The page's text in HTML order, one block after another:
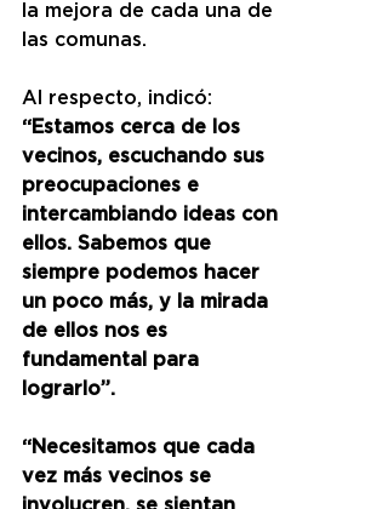
la mejora de cada una de
las comunas.
Al respecto, indicó:
“Estamos cerca de los
vecinos, escuchando sus
preocupaciones e
intercambiando ideas con
ellos. Sabemos que
siempre podemos hacer
un poco más, y la mirada
de ellos nos es
fundamental para
lograrlo”.
“Necesitamos que cada
vez más vecinos se